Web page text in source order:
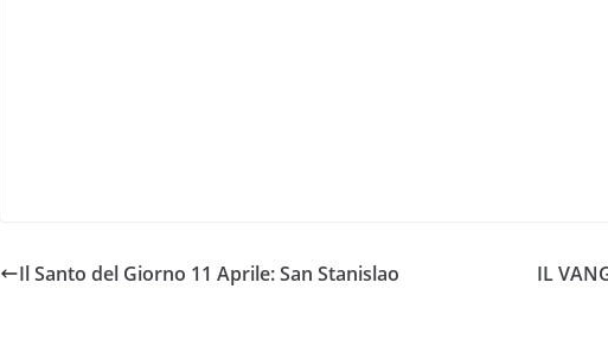
Il Santo del Giorno 11 Aprile: San Stanislao
IL